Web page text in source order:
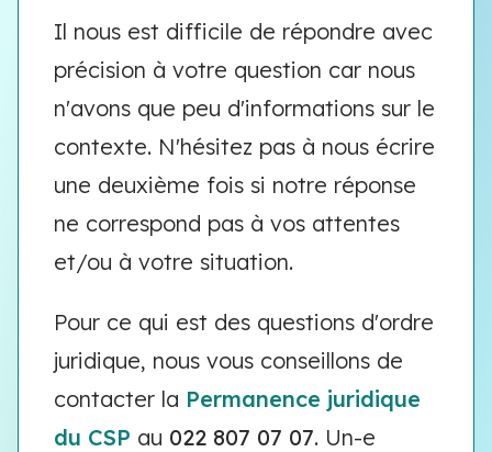
Il nous est difficile de répondre avec
précision à votre question car nous
n'avons que peu d'informations sur le
contexte. N'hésitez pas à nous écrire
une deuxième fois si notre réponse
ne correspond pas à vos attentes
et/ou à votre situation.
Pour ce qui est des questions d'ordre
juridique, nous vous conseillons de
contacter la Permanence juridique
du CSP au 022 807 07 07. Un-e